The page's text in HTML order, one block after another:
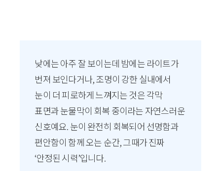
낮에는 아주 잘 보이는데 밤에는 라이트가
번져 보인다거나, 조명이 강한 실내에서
눈이 더 피로하게 느껴지는 것은 각막
표면과 눈물막이 회복 중이라는 자연스러운
신호예요. 눈이 완전히 회복되어 선명함과
편안함이 함께 오는 순간, 그때가 진짜
‘안정된 시력’입니다.